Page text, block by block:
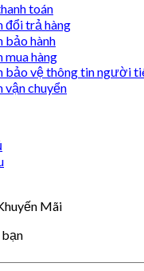
toán
đổi trả hàng
bảo hành
mua hàng
bảo vệ thông tin người
vận chuyển
Mãi
bạn